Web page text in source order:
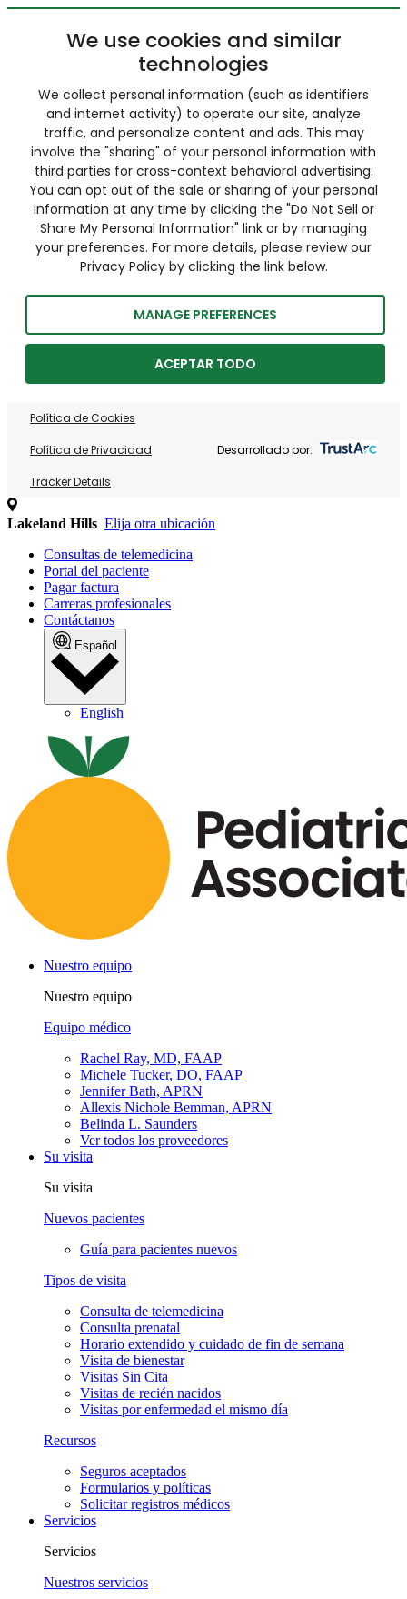
We use cookies and similar
technologies
We collect personal information (such as identifiers
and internet activity) to operate our site, analyze
traffic, and personalize content and ads. This may
involve the "sharing" of your personal information with
third parties for cross-context behavioral advertising.
You can opt out of the sale or sharing of your personal
information at any time by clicking the "Do Not Sell or
Share My Personal Information" link or by managing
your preferences. For more details, please review our
Privacy Policy by clicking the link below.
MANAGE PREFERENCES
ACEPTAR TODO
Política de Cookies
Política de Privacidad
Tracker Details
Desarrollado por:
Lakeland Hills Elija otra ubicación
Consultas de telemedicina
Portal del paciente
Pagar factura
Carreras profesionales
Contáctanos
Español
English
Nuestro equipo
Nuestro equipo
Equipo médico
Rachel Ray, MD, FAAP
Michele Tucker, DO, FAAP
Jennifer Bath, APRN
Allexis Nichole Bemman, APRN
Belinda L. Saunders
Ver todos los proveedores
Su visita
Su visita
Nuevos pacientes
Guía para pacientes nuevos
Tipos de visita
Consulta de telemedicina
Consulta prenatal
Horario extendido y cuidado de fin de semana
Visita de bienestar
Visitas Sin Cita
Visitas de recién nacidos
Visitas por enfermedad el mismo día
Recursos
Seguros aceptados
Formularios y políticas
Solicitar registros médicos
Servicios
Servicios
Nuestros servicios